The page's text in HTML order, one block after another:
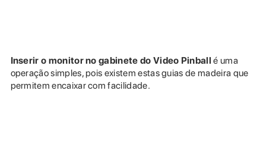
Inserir o monitor no gabinete do Video Pinball é uma
operação simples, pois existem estas guias de madeira que
permitem encaixar com facilidade.